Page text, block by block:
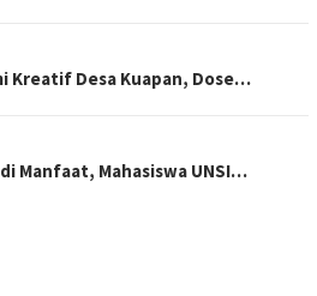
Kreatif Desa Kuapan, Dose…
Manfaat, Mahasiswa UNSI…